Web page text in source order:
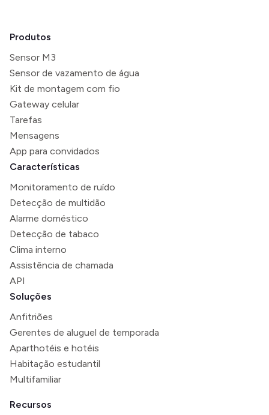
Produtos
Sensor M3
Sensor de vazamento de água
Kit de montagem com fio
Gateway celular
Tarefas
Mensagens
App para convidados
Características
Monitoramento de ruído
Detecção de multidão
Alarme doméstico
Detecção de tabaco
Clima interno
Assistência de chamada
API
Soluções
Anfitriões
Gerentes de aluguel de temporada
Aparthotéis e hotéis
Habitação estudantil
Multifamiliar
Recursos